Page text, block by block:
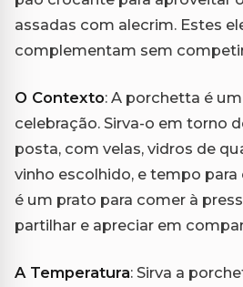
assadas com alecrim. Estes
complementam sem
O Contexto: A porchetta é
celebração. Sirva-o em torno
posta, com velas, vidros de
vinho escolhido, e tempo para
é um prato para comer à
partilhar e apreciar em
A Temperatura: Sirva a